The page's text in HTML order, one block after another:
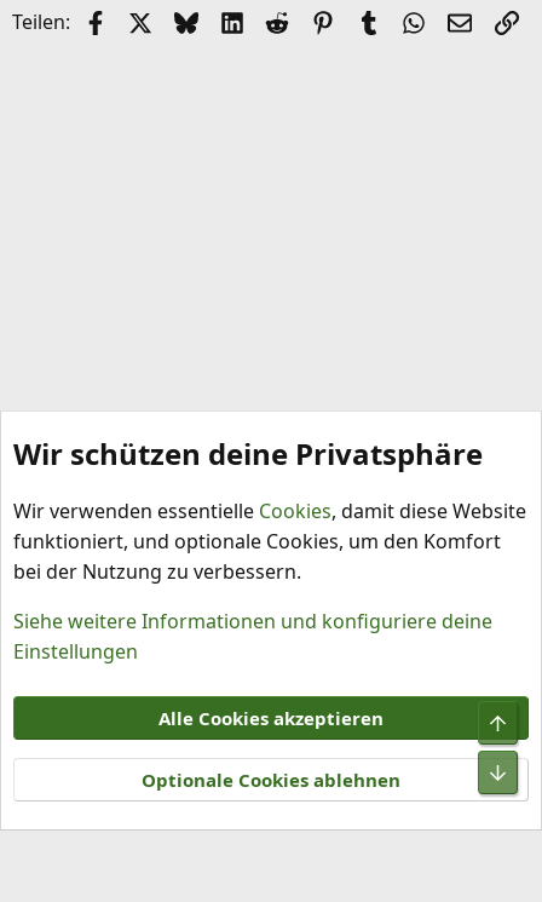
Teilen: FacebookX (Twitter)
BlueskyLinkedIn
Reddit Pinterest
Tumblr WhatsApp
E-Mail
Capsicum pubescens
Nutzungsbedingungen
Datenschutz
Hilfe und Impressum
R
S
S
Community platform by XenForo® © 2010-2026 XenForo Ltd.
Wir schützen deine Privatsphäre
Wir verwenden essentielle Cookies, damit diese Website
funktioniert, und optionale Cookies, um den Komfort
bei der Nutzung zu verbessern.
Siehe weitere Informationen und konfiguriere deine
Einstellungen
Alle Cookies akzeptieren
Optionale Cookies ablehnen